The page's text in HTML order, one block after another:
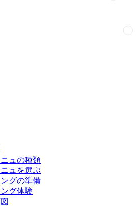
ュの種類
ュを選ぶ
グの準備
グ体験